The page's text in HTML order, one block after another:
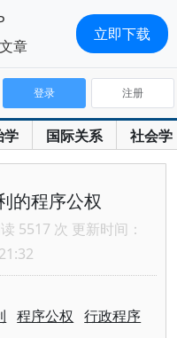
学 国际关系 社会学
登录 注册
的程序公权
5517 次 更新时间：
程序公权 行政程序
章
立即下载